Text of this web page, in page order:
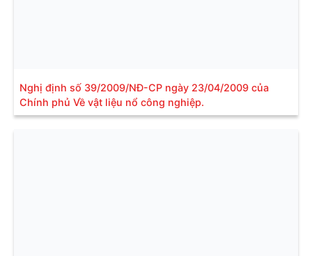
Nghị định số 39/2009/NĐ-CP ngày 23/04/2009 của
Chính phủ Về vật liệu nổ công nghiệp.